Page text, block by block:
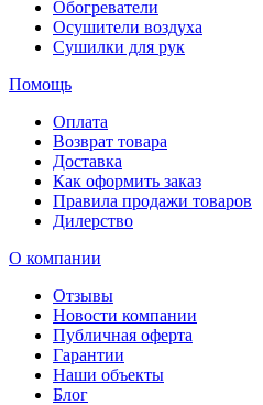
Обогреватели
Осушители воздуха
Сушилки для рук
Помощь
Оплата
Возврат товара
Доставка
Как оформить заказ
Правила продажи товаров
Дилерство
О компании
Отзывы
Новости компании
Публичная оферта
Гарантии
Наши объекты
Блог